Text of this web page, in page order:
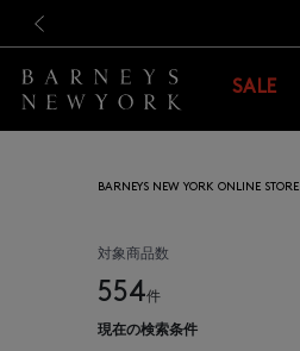
SALE
BARNEYS NEW YORK ONLINE STORE
対象商品数
554件
現在の検索条件